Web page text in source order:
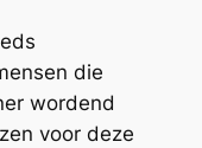
die
wordend
voor deze